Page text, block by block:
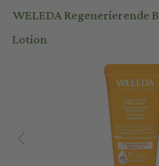
WELEDA Regenerierende
Lotion